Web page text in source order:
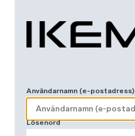
Användarnamn (e-postadress)
Lösenord